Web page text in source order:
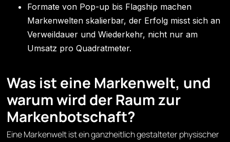
Formate von Pop-up bis Flagship machen
Markenwelten skalierbar, der Erfolg misst sich an
Verweildauer und Wiederkehr, nicht nur am
Umsatz pro Quadratmeter.
Was ist eine Markenwelt, und
warum wird der Raum zur
Markenbotschaft?
Eine Markenwelt ist ein ganzheitlich gestalteter physischer